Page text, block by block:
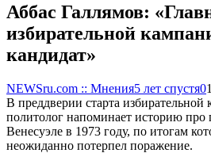
Аббас Галлямов:
избирательной
кандидат»
NEWSru.com :: Мнения5 лет спустя0
В преддверии старта
политолог напоминает историю про
Венесуэле в 1973 году, по итогам
неожиданно потерпел поражение.